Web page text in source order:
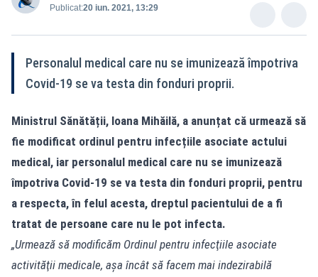
Publicat:20 iun. 2021, 13:29
Personalul medical care nu se imunizează împotriva
Covid-19 se va testa din fonduri proprii.
Ministrul Sănătății, Ioana Mihăilă, a anunțat că urmează să
fie modificat ordinul pentru infecțiile asociate actului
medical, iar personalul medical care nu se imunizează
împotriva Covid-19 se va testa din fonduri proprii, pentru
a respecta, în felul acesta, dreptul pacientului de a fi
tratat de persoane care nu le pot infecta.
„Urmează să modificăm Ordinul pentru infecţiile asociate
activităţii medicale, aşa încât să facem mai indezirabilă